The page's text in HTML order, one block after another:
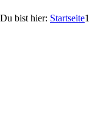
Du bist hier: Startseite1